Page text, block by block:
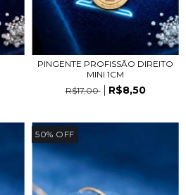
PINGENTE PROFISSÃO DIREITO
MINI 1CM
R$17,00
R$8,50
50% OFF